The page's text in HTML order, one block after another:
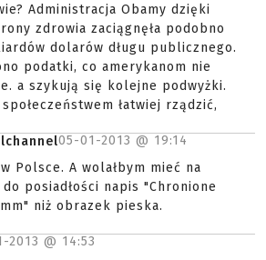
Administracja Obamy dzięki
zdrowia zaciągnęła podobno
dolarów długu publicznego.
podatki, co amerykanom nie
a szykują się kolejne podwyżki.
łatwiej rządzić,
05-01-2013 @ 19:14
Polsce. A wolałbym mieć na
do posiadłości napis "Chronione
niż obrazek pieska.
2013 @ 14:53